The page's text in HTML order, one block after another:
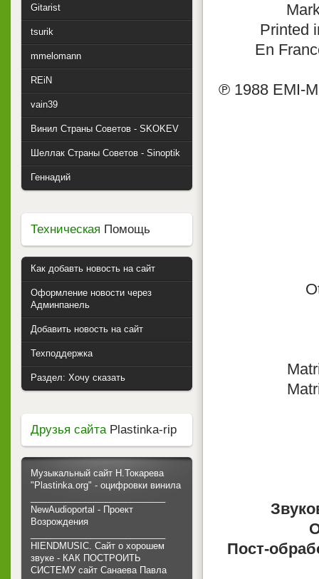
Printed
En
℗ 1988 EMI-
Пост-
Gitarist
tsurik
mmelomann
REiN
vain39
Винил Страны Советов - SKOKEV
Шеллак Страны Советов - Sinoptik
Геннадий
Техническая Помощь
Как добавть новость на сайт
Оформление новости через
Админпанель
Добавить новость на сайт
Техподдержка
Раздел: Хочу сказать
Друзья сайтаPlastinka-rip
Музыкальный сайт Н.Токарева
"Plastinka.org" - оцифровки винила
NewAudioportal - Проект
Возрождения
HIENDMUSIC. Сайт о хорошем
звуке - КАК ПОСТРОИТЬ
СИСТЕМУ сайт Санаева Павла